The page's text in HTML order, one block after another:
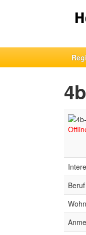
Beruf